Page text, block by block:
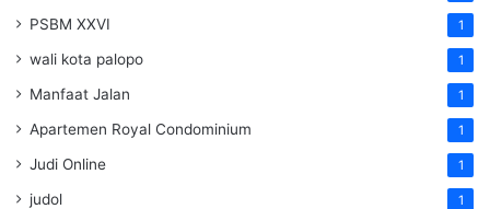
PSBM XXVI 1
wali kota palopo 1
Manfaat Jalan 1
Apartemen Royal Condominium 1
Judi Online 1
judol 1